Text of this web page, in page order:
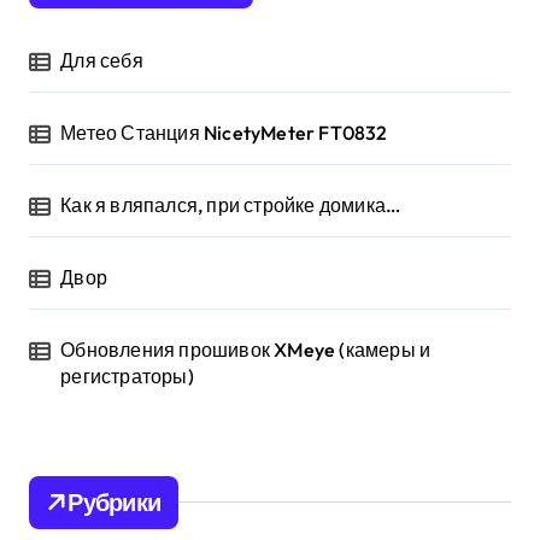
Для себя
Метео Станция NicetyMeter FT0832
Как я вляпался, при стройке домика…
Двор
Обновления прошивок XMeye (камеры и
регистраторы)
Рубрики